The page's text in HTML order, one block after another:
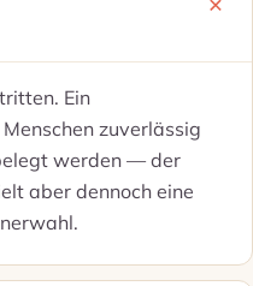
Ein
zuverlässig
werden — der
aber dennoch eine